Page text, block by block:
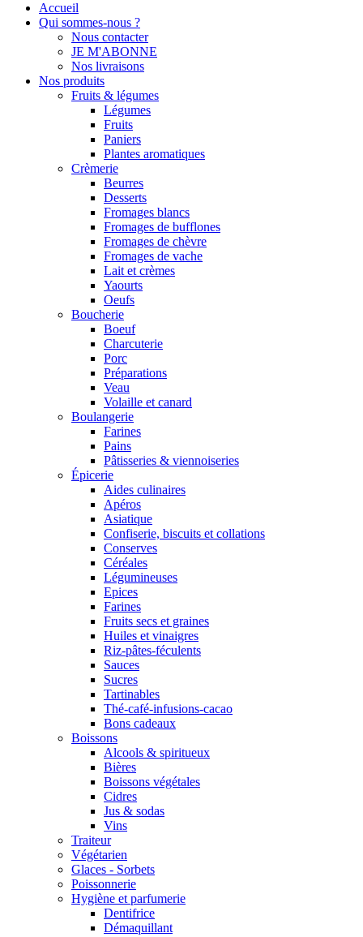
Accueil
Qui sommes-nous ?
Nous contacter
JE M'ABONNE
Nos livraisons
Nos produits
Fruits & légumes
Légumes
Fruits
Paniers
Plantes aromatiques
Crèmerie
Beurres
Desserts
Fromages blancs
Fromages de bufflones
Fromages de chèvre
Fromages de vache
Lait et crèmes
Yaourts
Oeufs
Boucherie
Boeuf
Charcuterie
Porc
Préparations
Veau
Volaille et canard
Boulangerie
Farines
Pains
Pâtisseries & viennoiseries
Épicerie
Aides culinaires
Apéros
Asiatique
Confiserie, biscuits et collations
Conserves
Céréales
Légumineuses
Epices
Farines
Fruits secs et graines
Huiles et vinaigres
Riz-pâtes-féculents
Sauces
Sucres
Tartinables
Thé-café-infusions-cacao
Bons cadeaux
Boissons
Alcools & spiritueux
Bières
Boissons végétales
Cidres
Jus & sodas
Vins
Traiteur
Végétarien
Glaces - Sorbets
Poissonnerie
Hygiène et parfumerie
Dentifrice
Démaquillant